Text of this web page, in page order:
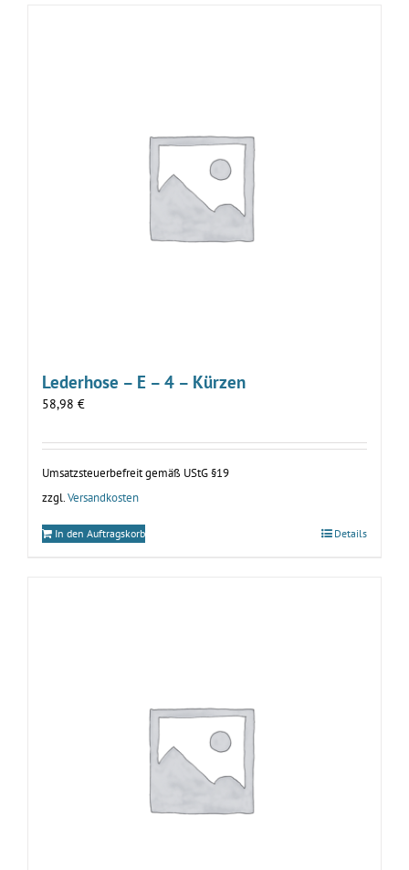
Lederhose – E – 4 – Kürzen
58,98 €
Umsatzsteuerbefreit gemäß UStG §19
zzgl. Versandkosten
In den Auftragskorb Details